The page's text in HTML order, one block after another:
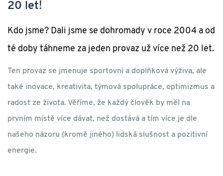
20 let!
Kdo jsme? Dali jsme se dohromady v roce 2004 a od
té doby táhneme za jeden provaz už více než 20 let.
Ten provaz se jmenuje sportovní a doplňková výživa, ale
také inovace, kreativita, týmová spolupráce, optimizmus a
radost ze života. Věříme, že každý člověk by měl na
prvním místě více dávat, než dostává a tím více je dle
našeho názoru (kromě jiného) lidská slušnost a pozitivní
energie.